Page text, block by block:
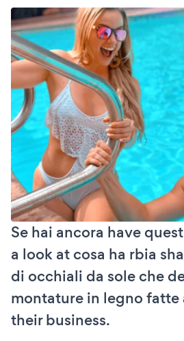
Se hai ancora have
a look at cosa ha rbia
di occhiali da sole che
montature in legno fatte
their business.